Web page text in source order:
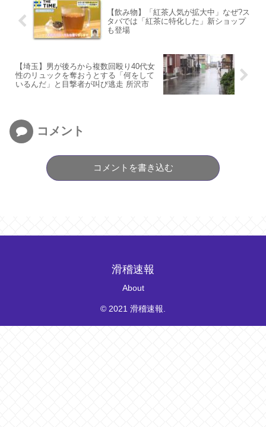
【飲み物】「紅茶人気が拡大中」なぜ?ス
タバでは「紅茶に特化した」新ショップ
も登場
【埼玉】男が後ろから複数回殴り40代女
性のリュックを奪おうとする「何をして
いるんだ」と目撃者が叫び逃走 所沢市
コメント
コメントを書き込む
滑稽速報
About
© 2021 滑稽速報.